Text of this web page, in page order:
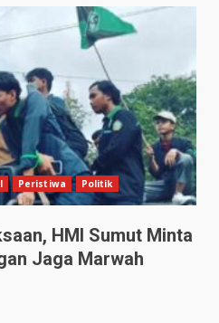
Peristiwa Politik
HMI Sumut Minta
Jaga Marwah